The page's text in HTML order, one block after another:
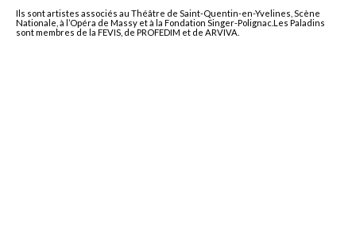
Ils sont artistes associés au Théâtre de Saint-Quentin-en-Yvelines, Scène
Nationale, à l’Opéra de Massy et à la Fondation Singer-Polignac.Les Paladins
sont membres de la FEVIS, de PROFEDIM et de ARVIVA.